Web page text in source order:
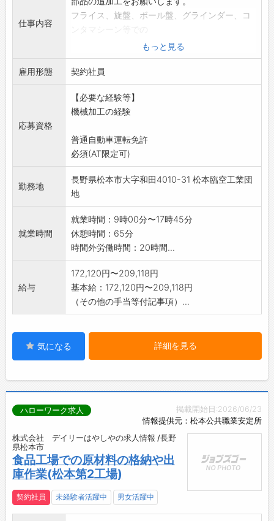
仕事内容
フライス、旋盤、ボール盤、グラインダー、コ
加工がメインになります。
繁忙の状況によっては、他の業務を手伝ってい
ただく場合もありま
す。
「変更範囲:会社の定める業務」
※応募される方はハローワークで紹介状の交付
もっと見る
雇用形態 契約社員
応募資格
【必要な経験等】
機械加工の経験
普通自動車運転免許
必須(AT限定可)
勤務地
長野県松本市大字和田4010-31 松本臨空工業団
地
就業時間
就業時間：9時00分〜17時45分
休憩時間：65分
時間外労働時間：20時間...
給与
172,120円〜209,118円
基本給：172,120円〜209,118円
（その他の手当等付記事項）...
気になる 詳細を見る
掲載開始日:2026/06/23
情報提供元：松本公共職業安定所
ハローワーク求人
株式会社 デイリーはやしやの求人情報 /長野
県松本市
食品工場での原材料の格納や出
庫作業(松本第2工場)
契約社員 未経験者活躍中 男女活躍中